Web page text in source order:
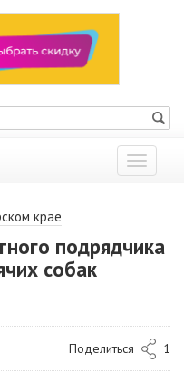
Показать
меню
крае
подрядчика
собак
Поделиться 1